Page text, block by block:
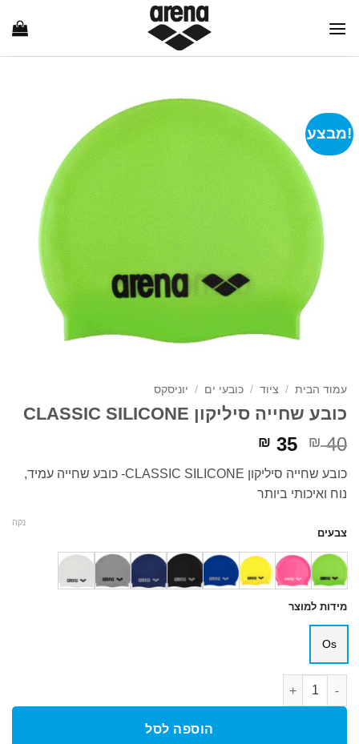
מבצע!
עמוד הבית / ציוד / כובעי ים / יוניסקס
כובע שחייה סיליקון CLASSIC SILICONE
₪40
המחיר
המקורי
היה:
₪ 40.
₪ 35
הוא:
כובע שחייה סיליקון CLASSIC SILICONE- כובע שחייה עמיד,
נוח ואיכותי ביותר
צבעים
מידות למוצר
Os
נקה
כמות של כובע שחייה סיליקון CLASSIC SILICONE
הוספה לסל